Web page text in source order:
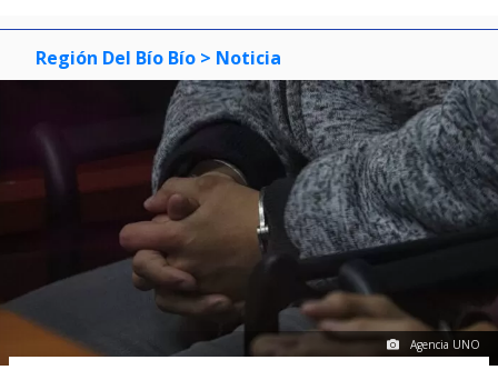
Región Del Bío Bío > Noticia
Agencia UNO